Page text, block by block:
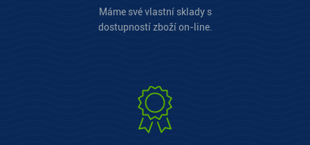
Máme své vlastní sklady s
dostupností zboží on-line.